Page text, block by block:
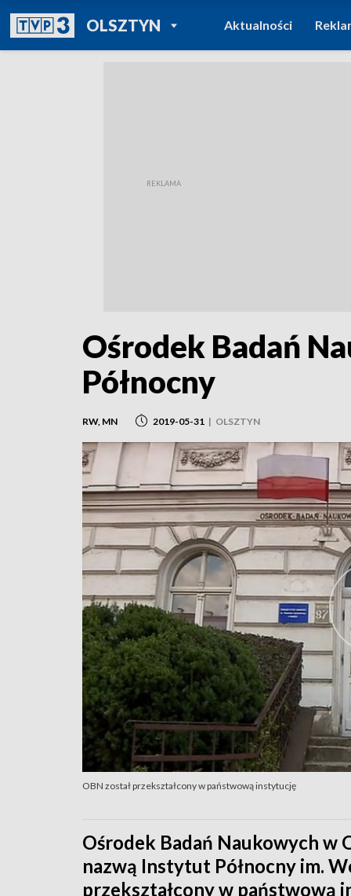
OLSZTYNPOWRÓT DO
TVP REGIONY
Aktualności
Ośrodek Badań
Północny
RW, MN 2019-05-31 | OLSZTYN
OBN został przekształcony w państwową instytucję
Ośrodek Badań Naukowych w
nazwą Instytut Północny im.
przekształcony w państwową